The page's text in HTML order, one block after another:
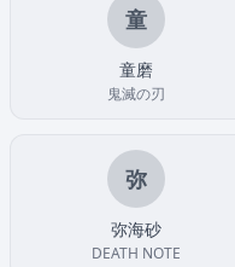
童
童磨
鬼滅の刃
弥
弥海砂
DEATH NOTE